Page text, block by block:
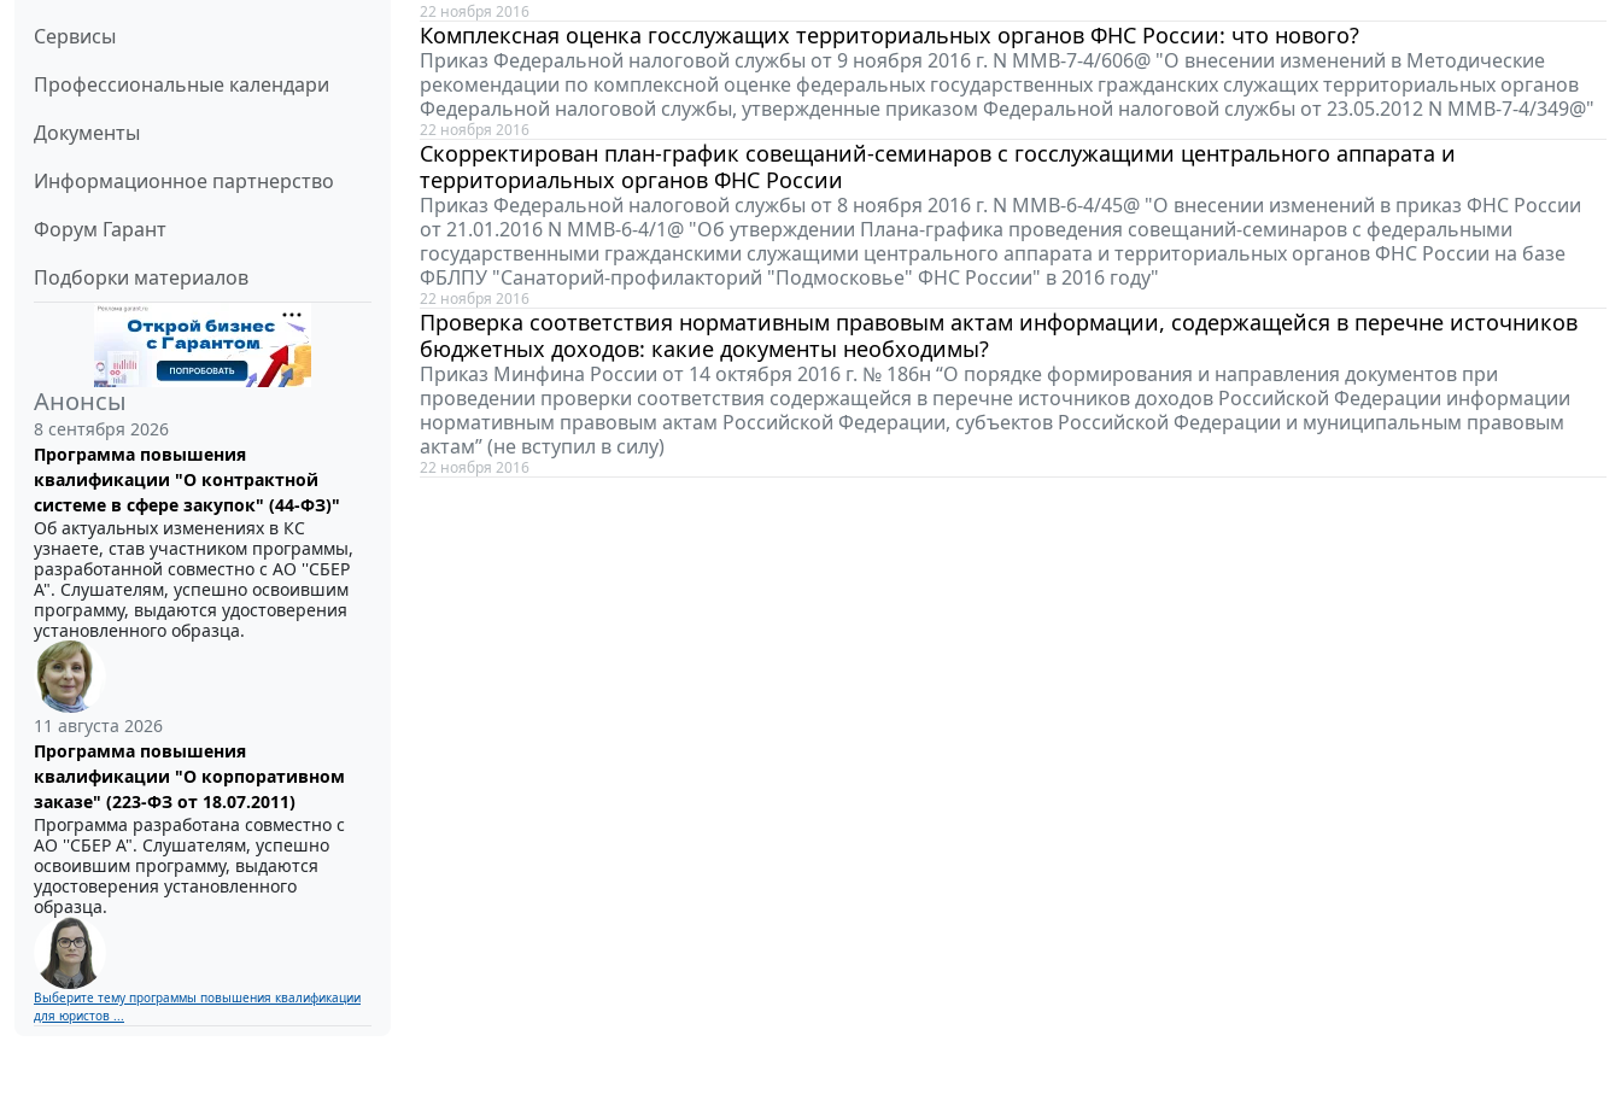
Сервисы
Профессиональные календари
Документы
Информационное партнерство
Форум Гарант
Подборки материалов
Анонсы
8 сентября 2026
Программа повышения
квалификации "О контрактной
системе в сфере закупок" (44-ФЗ)"
Об актуальных изменениях в КС
узнаете, став участником программы,
разработанной совместно с АО ''СБЕР
А". Слушателям, успешно освоившим
программу, выдаются удостоверения
установленного образца.
11 августа 2026
Программа повышения
квалификации "О корпоративном
заказе" (223-ФЗ от 18.07.2011)
Программа разработана совместно с
АО ''СБЕР А". Слушателям, успешно
освоившим программу, выдаются
удостоверения установленного
образца.
Выберите тему программы повышения квалификации
для юристов ...
22 ноября 2016
Комплексная оценка госслужащих территориальных органов ФНС России: что нового?
Приказ Федеральной налоговой службы от 9 ноября 2016 г. N ММВ-7-4/606@ "О внесении изменений в Методические
рекомендации по комплексной оценке федеральных государственных гражданских служащих территориальных органов
Федеральной налоговой службы, утвержденные приказом Федеральной налоговой службы от 23.05.2012 N ММВ-7-4/349@"
22 ноября 2016
Скорректирован план-график совещаний-семинаров с госслужащими центрального аппарата и
территориальных органов ФНС России
Приказ Федеральной налоговой службы от 8 ноября 2016 г. N ММВ-6-4/45@ "О внесении изменений в приказ ФНС России
от 21.01.2016 N ММВ-6-4/1@ "Об утверждении Плана-графика проведения совещаний-семинаров с федеральными
государственными гражданскими служащими центрального аппарата и территориальных органов ФНС России на базе
ФБЛПУ "Санаторий-профилакторий "Подмосковье" ФНС России" в 2016 году"
22 ноября 2016
Проверка соответствия нормативным правовым актам информации, содержащейся в перечне источников
бюджетных доходов: какие документы необходимы?
Приказ Минфина России от 14 октября 2016 г. № 186н “О порядке формирования и направления документов при
проведении проверки соответствия содержащейся в перечне источников доходов Российской Федерации информации
нормативным правовым актам Российской Федерации, субъектов Российской Федерации и муниципальным правовым
актам” (не вступил в силу)
22 ноября 2016